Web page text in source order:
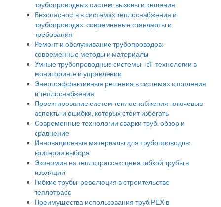
трубопроводных систем: вызовы и решения
Безопасность в системах теплоснабжения и
трубопроводах: современные стандарты и
требования
Ремонт и обслуживание трубопроводов:
современные методы и материалы
Умные трубопроводные системы: IoT-технологии в
мониторинге и управлении
Энергоэффективные решения в системах отопления
и теплоснабжения
Проектирование систем теплоснабжения: ключевые
аспекты и ошибки, которых стоит избегать
Современные технологии сварки труб: обзор и
сравнение
Инновационные материалы для трубопроводов:
критерии выбора
Экономия на теплотрассах: цена гибкой трубы в
изоляции
Гибкие трубы: революция в строительстве
теплотрасс
Преимущества использования труб РЕХ в